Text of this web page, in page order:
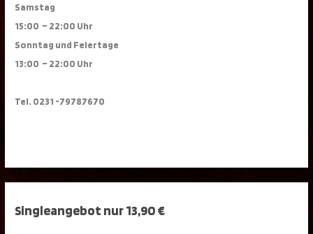
Samstag
15:00 – 22:00 Uhr
Sonntag und Feiertage
13:00 – 22:00 Uhr
Tel. 0231 -79787670
Singleangebot nur 13,90 €